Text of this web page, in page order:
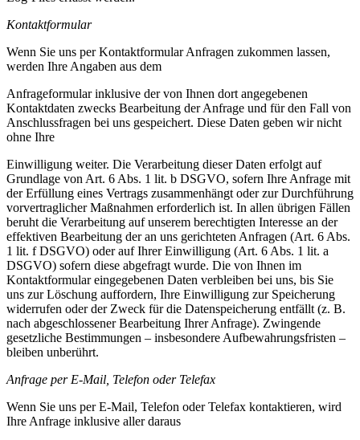
Kontaktformular
Wenn Sie uns per Kontaktformular Anfragen zukommen lassen,
werden Ihre Angaben aus dem
Anfrageformular inklusive der von Ihnen dort angegebenen
Kontaktdaten zwecks Bearbeitung der Anfrage und für den Fall von
Anschlussfragen bei uns gespeichert. Diese Daten geben wir nicht
ohne Ihre
Einwilligung weiter. Die Verarbeitung dieser Daten erfolgt auf
Grundlage von Art. 6 Abs. 1 lit. b DSGVO, sofern Ihre Anfrage mit
der Erfüllung eines Vertrags zusammenhängt oder zur Durchführung
vorvertraglicher Maßnahmen erforderlich ist. In allen übrigen Fällen
beruht die Verarbeitung auf unserem berechtigten Interesse an der
effektiven Bearbeitung der an uns gerichteten Anfragen (Art. 6 Abs.
1 lit. f DSGVO) oder auf Ihrer Einwilligung (Art. 6 Abs. 1 lit. a
DSGVO) sofern diese abgefragt wurde. Die von Ihnen im
Kontaktformular eingegebenen Daten verbleiben bei uns, bis Sie
uns zur Löschung auffordern, Ihre Einwilligung zur Speicherung
widerrufen oder der Zweck für die Datenspeicherung entfällt (z. B.
nach abgeschlossener Bearbeitung Ihrer Anfrage). Zwingende
gesetzliche Bestimmungen – insbesondere Aufbewahrungsfristen –
bleiben unberührt.
Anfrage per E-Mail, Telefon oder Telefax
Wenn Sie uns per E-Mail, Telefon oder Telefax kontaktieren, wird
Ihre Anfrage inklusive aller daraus